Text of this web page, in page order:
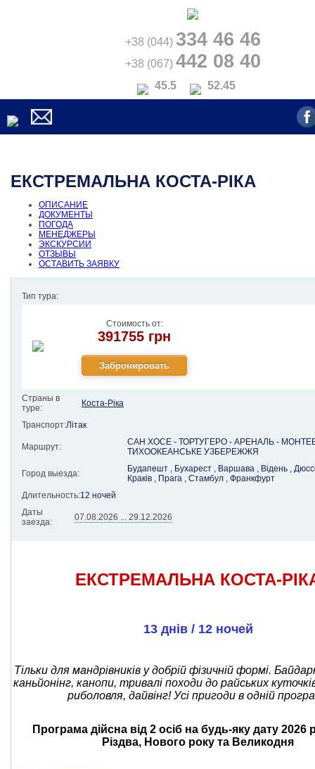
+38 (044) 334 46 46
+38 (067) 442 08 40
45.5 52.45
ЕКСТРЕМАЛЬНА КОСТА-РІКА
ОПИСАНИЕ
ДОКУМЕНТЫ
ПОГОДА
МЕНЕДЖЕРЫ
ЭКСКУРСИИ
ОТЗЫВЫ
ОСТАВИТЬ ЗАЯВКУ
Тип тура:
Стоимость от:
391755 грн
Страны в
туре:
Коста-Ріка
Транспорт:Літак
Маршрут:
САН ХОСЕ - ТОРТУГЕРО - АРЕНАЛЬ -
ТИХООКЕАНСЬКЕ УЗБЕРЕЖЖЯ
Город выезда:
Будапешт , Бухарест , Варшава , Відень ,
Краків , Прага , Стамбул , Франкфурт
Длительность:12 ночей
Даты
заезда:
07.08.2026 ... 29.12.2026
ЕКСТРЕМАЛЬНА КОСТА-
13 днів / 12 ночей
Тільки для мандрівників у добрій фізичній формі.
каньйонінг, канопи, тривалі походи до райських
риболовля, дайвінг! Усі пригоди в одній
Програма дійсна від 2 осіб на будь-яку дату 2026
Різдва, Нового року та Великодня